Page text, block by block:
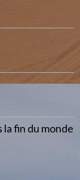
fin du monde